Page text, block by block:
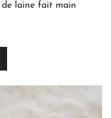
laine fait main